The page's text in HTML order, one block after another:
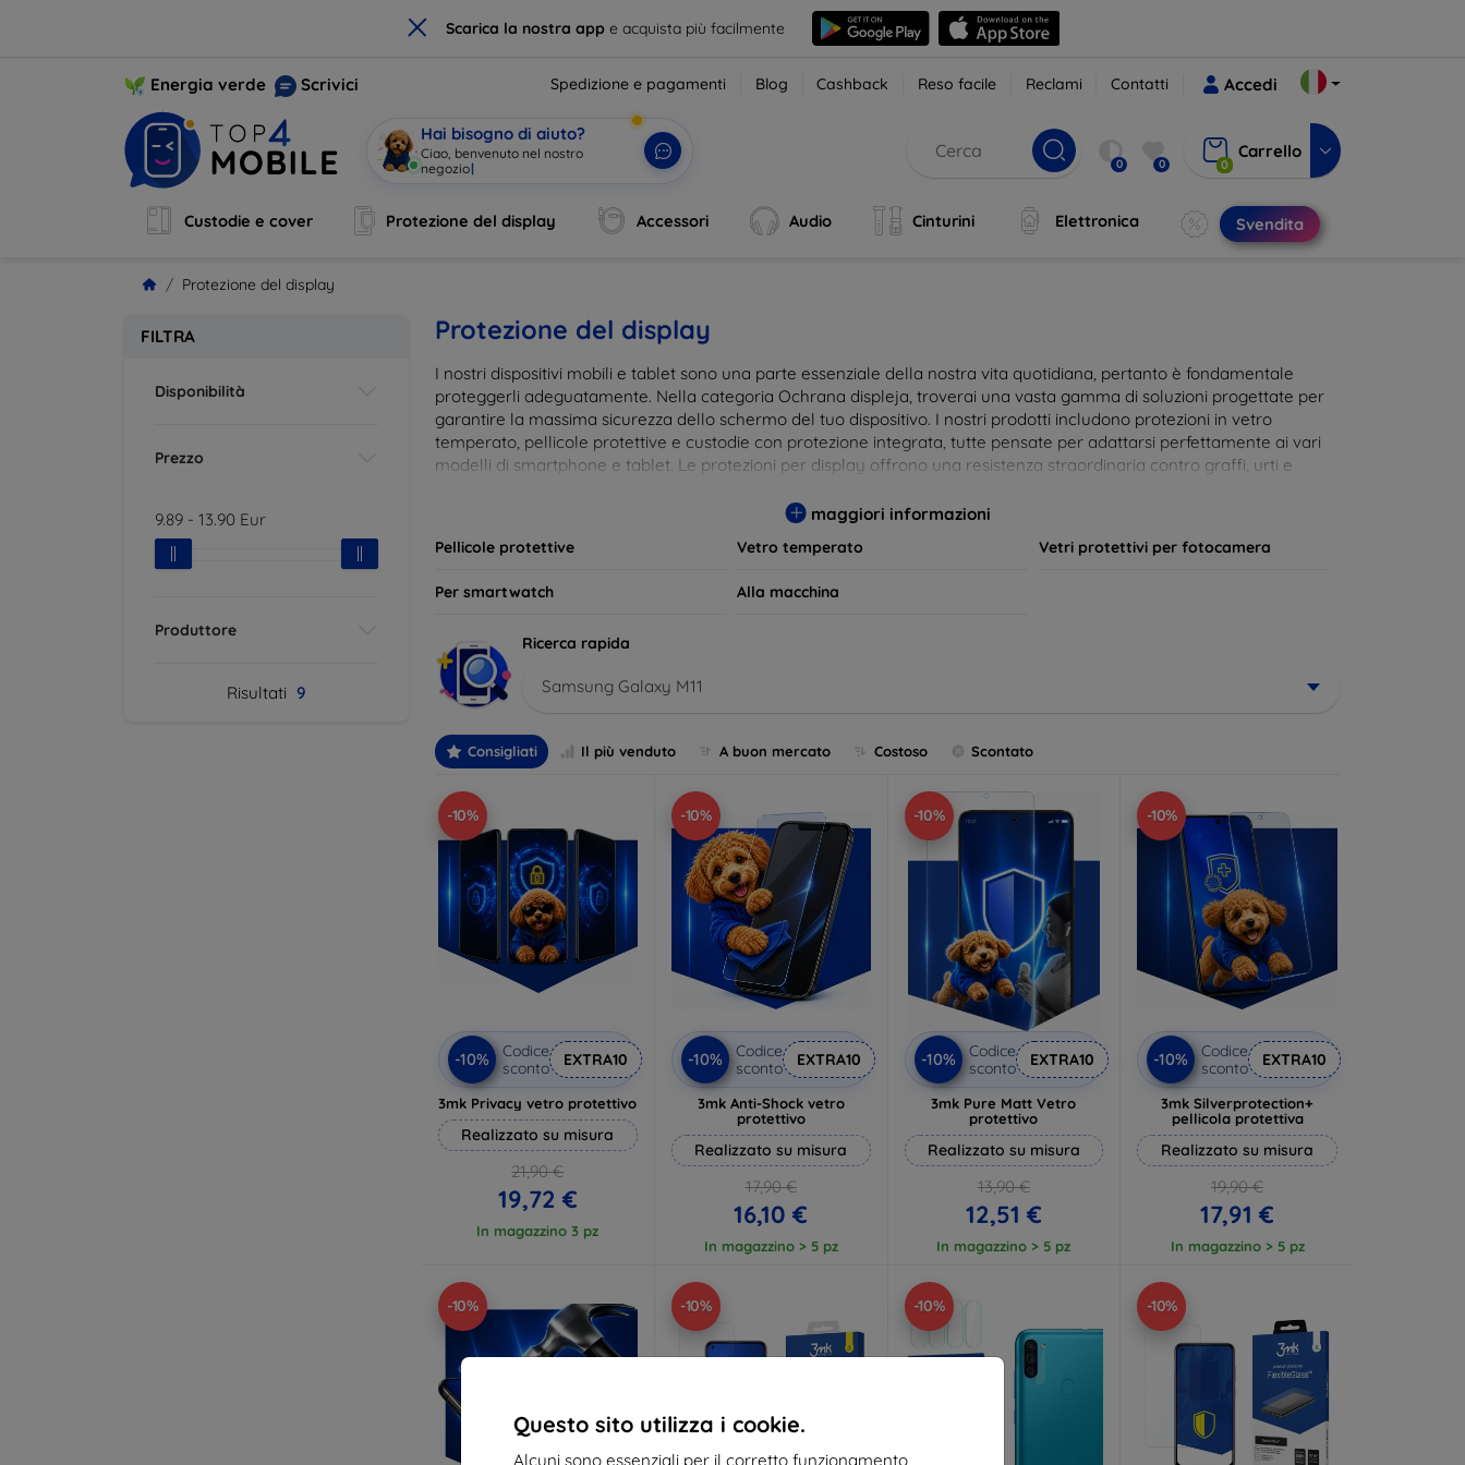
× Scarica la nostra appe acquista più facilmente
Questo sito utilizza i cookie.
Alcuni sono essenziali per il corretto funzionamento,
Energia verde Scrivici Spedizione e pagamenti Blog Cashback Reso facile Reclami Contatti Accedi
Hai bisogno di aiuto?
Ciao, benvenuto nel nostro 0 0 0
Carrello
Custodie e cover Protezione del display Accessori Audio Cinturini Elettronica Svendita
Protezione del display
FILTRA
Disponibilità
Prezzo
9.89 - 13.90 Eur
Produttore
Risultati 9
Protezione del display
I nostri dispositivi mobili e tablet sono una parte essenziale della nostra vita quotidiana, pertanto è fondamentale
proteggerli adeguatamente. Nella categoria Ochrana displeja, troverai una vasta gamma di soluzioni progettate per
garantire la massima sicurezza dello schermo del tuo dispositivo. I nostri prodotti includono protezioni in vetro
temperato, pellicole protettive e custodie con protezione integrata, tutte pensate per adattarsi perfettamente ai vari
modelli di smartphone e tablet. Le protezioni per display offrono una resistenza straordinaria contro graffi, urti e
ideale per le tue esigenze e mantieni il tuo dispositivo come nuovo più a lungo.
maggiori informazioni
Pellicole protettive Vetro temperato Vetri protettivi per fotocamera
Per smartwatch Alla macchina
Ricerca rapida
Samsung Galaxy M11
Consigliati Il più venduto A buon mercato Costoso Scontato
-10%
-10%
Codice
sconto
EXTRA10
3mk Privacy vetro protettivo
Realizzato su misura
21,90 €
19,72 €
In magazzino 3 pz
-10%
-10%
Codice
sconto
EXTRA10
3mk Anti-Shock vetro
protettivo
Realizzato su misura
17,90 €
16,10 €
In magazzino > 5 pz
-10%
-10%
Codice
sconto
EXTRA10
3mk Pure Matt Vetro
protettivo
Realizzato su misura
13,90 €
12,51 €
In magazzino > 5 pz
-10%
-10%
Codice
sconto
EXTRA10
3mk Silverprotection+
pellicola protettiva
Realizzato su misura
19,90 €
17,91 €
In magazzino > 5 pz
-10% -10% -10% -10%